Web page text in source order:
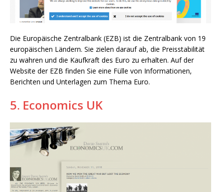
Die Europäische Zentralbank (EZB) ist die Zentralbank von 19
europäischen Ländern. Sie zielen darauf ab, die Preisstabilität
zu wahren und die Kaufkraft des Euro zu erhalten. Auf der
Website der EZB finden Sie eine Fülle von Informationen,
Berichten und Unterlagen zum Thema Euro.
5. Economics UK